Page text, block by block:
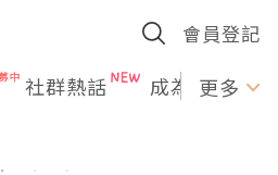
會員登記
社群熱話 成為U更多